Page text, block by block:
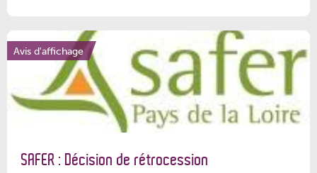
Avis d'affichage
SAFER : Décision de rétrocession